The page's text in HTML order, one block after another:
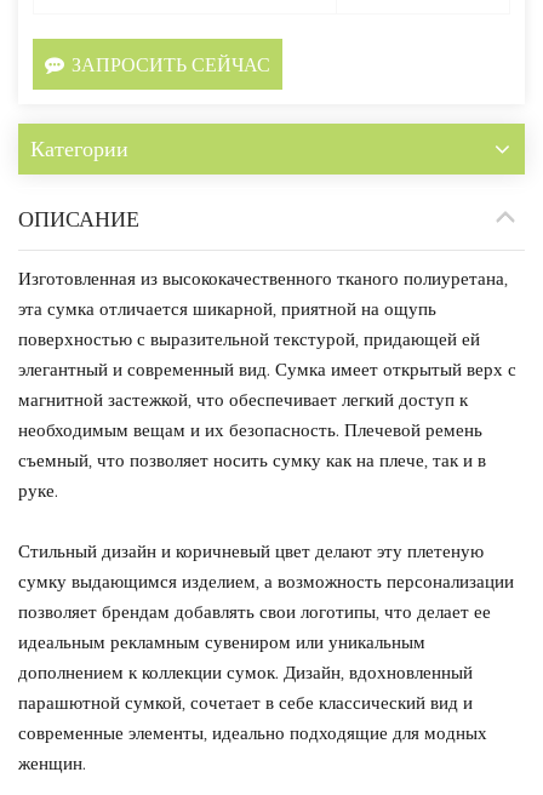
ЗАПРОСИТЬ СЕЙЧАС
Категории
ОПИСАНИЕ
Изготовленная из высококачественного тканого полиуретана,
эта сумка отличается шикарной, приятной на ощупь
поверхностью с выразительной текстурой, придающей ей
элегантный и современный вид. Сумка имеет открытый верх с
магнитной застежкой, что обеспечивает легкий доступ к
необходимым вещам и их безопасность. Плечевой ремень
съемный, что позволяет носить сумку как на плече, так и в
руке.
Стильный дизайн и коричневый цвет делают эту плетеную
сумку выдающимся изделием, а возможность персонализации
позволяет брендам добавлять свои логотипы, что делает ее
идеальным рекламным сувениром или уникальным
дополнением к коллекции сумок. Дизайн, вдохновленный
парашютной сумкой, сочетает в себе классический вид и
современные элементы, идеально подходящие для модных
женщин.